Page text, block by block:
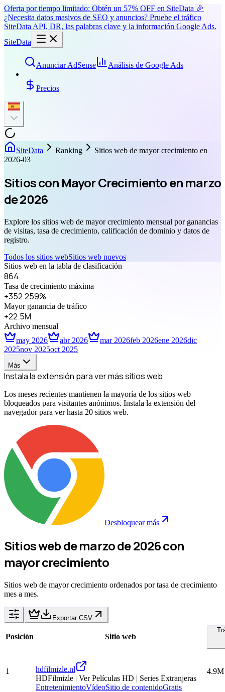
Oferta por tiempo limitado: Obtén un 57% OFF en SiteData 🎉
¿Necesita datos masivos de SEO y anuncios? Pruebe el tráfico
SiteData API, DR, las palabras clave y la información Google Ads.
SiteData
Anunciar AdSense Análisis de Google Ads
Precios
SiteData Ranking
Sitios web de mayor crecimiento en
2026-03
Sitios con Mayor Crecimiento en marzo
de 2026
Explore los sitios web de mayor crecimiento mensual por ganancias
de visitas, tasa de crecimiento, calificación de dominio y datos de
registro.
Todos los sitios webSitios web nuevos
Sitios web en la tabla de clasificación
864
Tasa de crecimiento máxima
+352.259%
Mayor ganancia de tráfico
+22.5M
Archivo mensual
may 2026
abr 2026 mar 2026feb 2026ene 2026dic
2025nov 2025oct 2025
Más
Instala la extensión para ver más sitios web
Los meses recientes mantienen la mayoría de los sitios web
bloqueados para visitantes anónimos. Instala la extensión del
navegador para ver hasta 20 sitios web.
Desbloquear más
Sitios web de marzo de 2026 con
mayor crecimiento
Sitios web de mayor crecimiento ordenados por tasa de crecimiento
mes a mes.
Exportar CSV
Posición Sitio web
1
hdfilmizle.nl
HDFilmizle | Ver Películas HD | Series Extranjeras
EntretenimientoVídeoSitio de contenidoGratis
4.9M